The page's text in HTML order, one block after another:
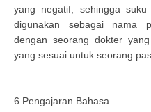
yang negatif, sehingga
digunakan sebagai nama
dengan seorang dokter
yang sesuai untuk seorang
6 Pengajaran Bahasa